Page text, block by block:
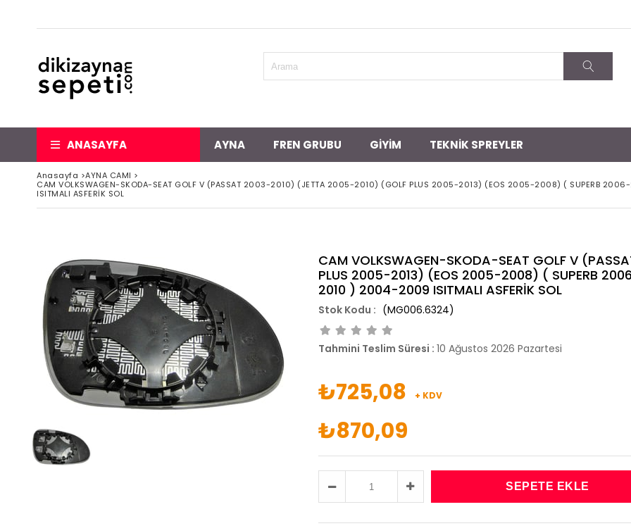
ANASAYFA AYNA FREN GRUBU GİYİM TEKNİK SPREYLER
Anasayfa >AYNA CAMI >
CAM VOLKSWAGEN-SKODA-SEAT GOLF V (PASSAT 2003-2010) (JETTA 2005-2010) (GOLF PLUS 2005-2013) (EOS 2005-2008) ( SUPERB
ISITMALI ASFERİK SOL
CAM VOLKSWAGEN-SKODA-SEAT GOLF V
PLUS 2005-2013) (EOS 2005-2008) ( SUPERB
2010 ) 2004-2009 ISITMALI ASFERİK SOL
(MG006.6324)
Tahmini Teslim Süresi : 10 Ağustos 2026 Pazartesi
₺725,08 + KDV
₺870,09